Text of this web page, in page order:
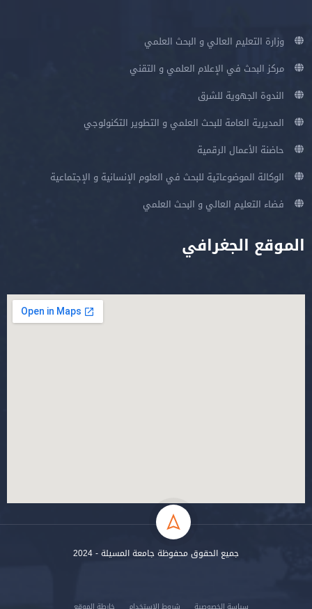
وزارة التعليم العالي و البحث العلمي
مركز البحث في الإعلام العلمي و التقني
الندوة الجهوية للشرق
المديرية العامة للبحث العلمي و التطوير التكنولوجي
حاضنة الأعمال الرقمية
الوكالة الموضوعاتية للبحث في العلوم الإنسانية و الإجتماعية
فضاء التعليم العالي و البحث العلمي
الموقع الجغرافي
جميع الحقوق محفوظة جامعة المسيلة - 2024